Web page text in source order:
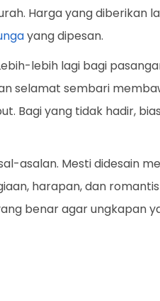
Harga yang diberikan
yang dipesan.
lebih lagi bagi
selamat sembari
Bagi yang tidak hadir,
asalan. Mesti didesain
harapan, dan
benar agar ungkapan